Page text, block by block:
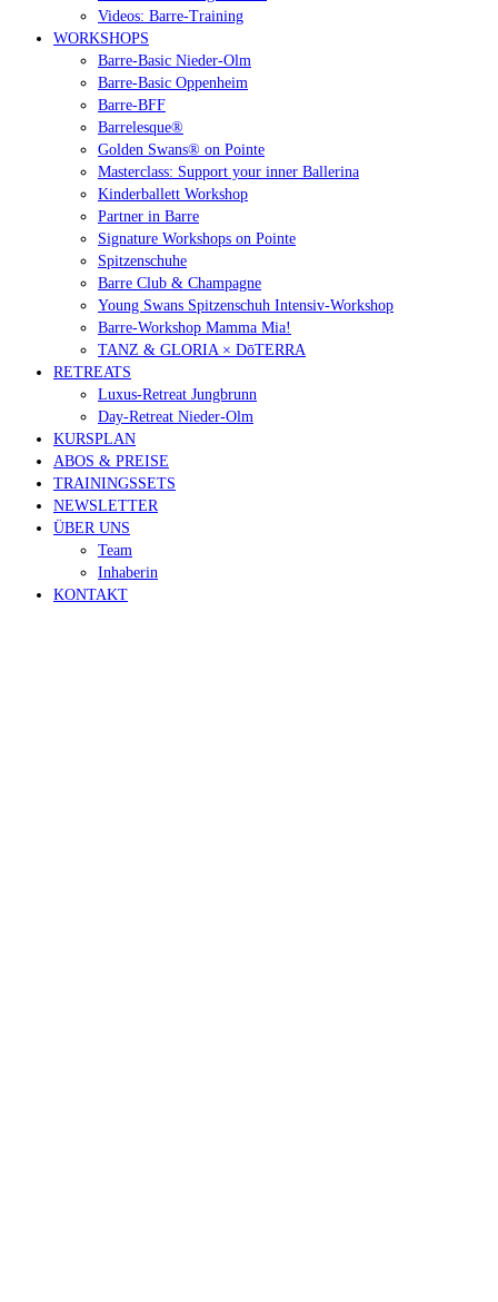
Videos: Barre-Training
WORKSHOPS
Barre-Basic Nieder-Olm
Barre-Basic Oppenheim
Barre-BFF
Barrelesque®
Golden Swans® on Pointe
Masterclass: Support your inner Ballerina
Kinderballett Workshop
Partner in Barre
Signature Workshops on Pointe
Spitzenschuhe
Barre Club & Champagne
Young Swans Spitzenschuh Intensiv-Workshop
Barre-Workshop Mamma Mia!
TANZ & GLORIA × DōTERRA
RETREATS
Luxus-Retreat Jungbrunn
Day-Retreat Nieder-Olm
KURSPLAN
ABOS & PREISE
TRAININGSSETS
NEWSLETTER
ÜBER UNS
Team
Inhaberin
KONTAKT